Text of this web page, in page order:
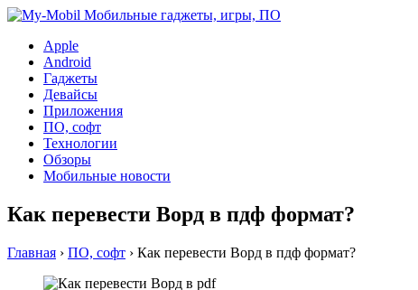
Apple
Android
Гаджеты
Девайсы
Приложения
ПО, софт
Технологии
Обзоры
Мобильные новости
Как перевести Ворд в пдф формат?
Главная › ПО, софт › Как перевести Ворд в пдф формат?